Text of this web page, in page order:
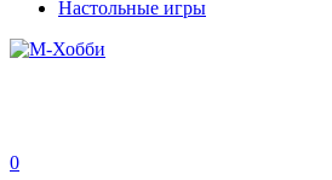
Настольные игры
0